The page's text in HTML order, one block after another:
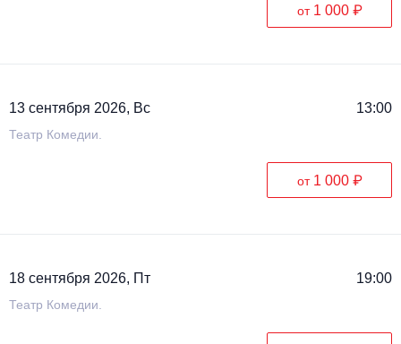
от 1 000 ₽
13 сентября 2026, Вс 13:00
Театр Комедии.
от 1 000 ₽
18 сентября 2026, Пт 19:00
Театр Комедии.